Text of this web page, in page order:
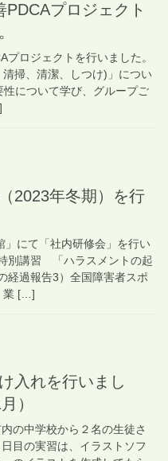
プロジェクト
ロジェクトを行いました。
掃、清潔、しつけ)」につい
について学び、グループご
2023年冬期）を行
」にて「社内研修会」を行い
別講習 「ハラスメントの起
経過報告3）全国障害者スポ
業 […]
入れを行いまし
）
の中学校から２名の生徒さ
目の実習は、イラストソフ